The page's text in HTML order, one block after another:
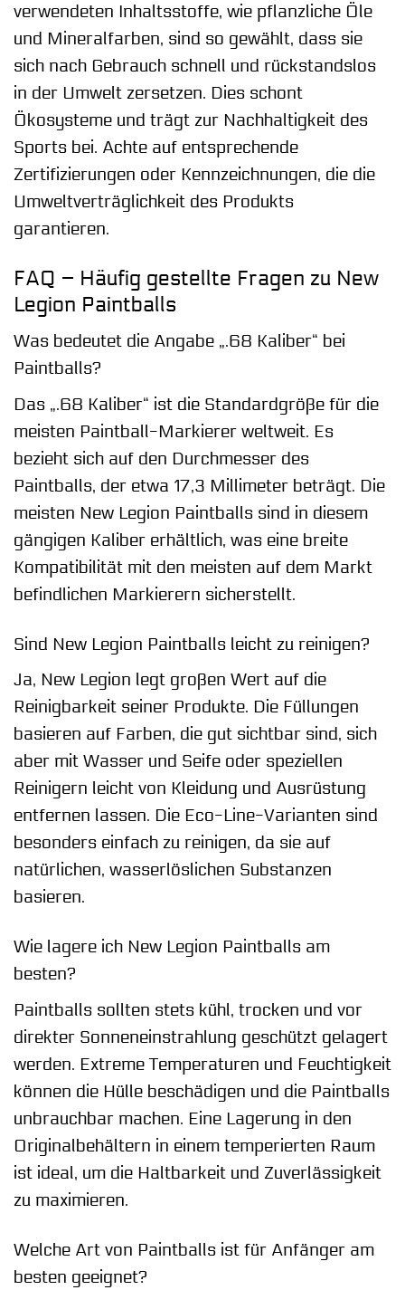
verwendeten Inhaltsstoffe, wie pflanzliche Öle
und Mineralfarben, sind so gewählt, dass sie
sich nach Gebrauch schnell und rückstandslos
in der Umwelt zersetzen. Dies schont
Ökosysteme und trägt zur Nachhaltigkeit des
Sports bei. Achte auf entsprechende
Zertifizierungen oder Kennzeichnungen, die die
Umweltverträglichkeit des Produkts
garantieren.
FAQ – Häufig gestellte Fragen zu New
Legion Paintballs
Was bedeutet die Angabe „.68 Kaliber“ bei
Paintballs?
Das „.68 Kaliber“ ist die Standardgröße für die
meisten Paintball-Markierer weltweit. Es
bezieht sich auf den Durchmesser des
Paintballs, der etwa 17,3 Millimeter beträgt. Die
meisten New Legion Paintballs sind in diesem
gängigen Kaliber erhältlich, was eine breite
Kompatibilität mit den meisten auf dem Markt
befindlichen Markierern sicherstellt.
Sind New Legion Paintballs leicht zu reinigen?
Ja, New Legion legt großen Wert auf die
Reinigbarkeit seiner Produkte. Die Füllungen
basieren auf Farben, die gut sichtbar sind, sich
aber mit Wasser und Seife oder speziellen
Reinigern leicht von Kleidung und Ausrüstung
entfernen lassen. Die Eco-Line-Varianten sind
besonders einfach zu reinigen, da sie auf
natürlichen, wasserlöslichen Substanzen
basieren.
Wie lagere ich New Legion Paintballs am
besten?
Paintballs sollten stets kühl, trocken und vor
direkter Sonneneinstrahlung geschützt gelagert
werden. Extreme Temperaturen und Feuchtigkeit
können die Hülle beschädigen und die Paintballs
unbrauchbar machen. Eine Lagerung in den
Originalbehältern in einem temperierten Raum
ist ideal, um die Haltbarkeit und Zuverlässigkeit
zu maximieren.
Welche Art von Paintballs ist für Anfänger am
besten geeignet?